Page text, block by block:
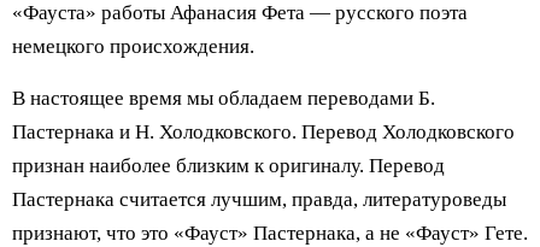
«Фауста» работы Афанасия Фета — русского поэта
немецкого происхождения.
В настоящее время мы обладаем переводами Б.
Пастернака и Н. Холодковского. Перевод Холодковского
признан наиболее близким к оригиналу. Перевод
Пастернака считается лучшим, правда, литературоведы
признают, что это «Фауст» Пастернака, а не «Фауст» Гете.